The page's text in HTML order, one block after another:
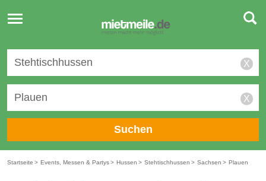
Toggle
navigation
X
X
Suchen
Startseite > Events, Messen & Partys> Hussen > Stehtischhussen > Sachsen > Plauen